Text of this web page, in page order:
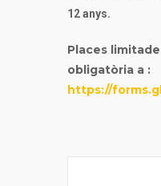
12 anys.
Places
obligatòria a :
https://